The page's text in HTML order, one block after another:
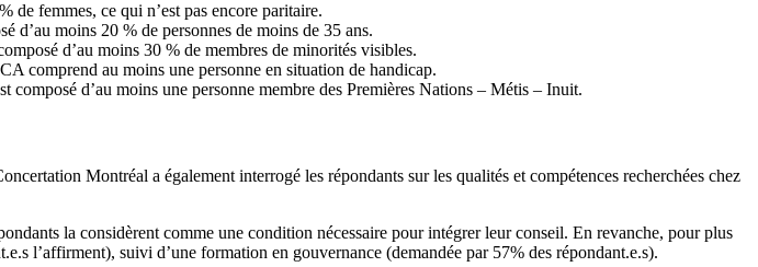
de femmes, ce qui n’est pas encore paritaire.
d’au moins 20 % de personnes de moins de 35 ans.
d’au moins 30 % de membres de minorités visibles.
comprend au moins une personne en situation de handicap.
composé d’au moins une personne membre des Premières Nations – Métis – Inuit.
Montréal a également interrogé les répondants sur les qualités et compétences recherchées chez
la considèrent comme une condition nécessaire pour intégrer leur conseil. En revanche, pour plus
l’affirment), suivi d’une formation en gouvernance (demandée par 57% des répondant.e.s).